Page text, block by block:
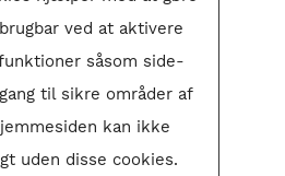
ved at aktivere
såsom side-
til sikre områder af
kan ikke
uden disse cookies.